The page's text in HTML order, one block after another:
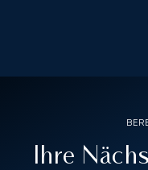
Ihre